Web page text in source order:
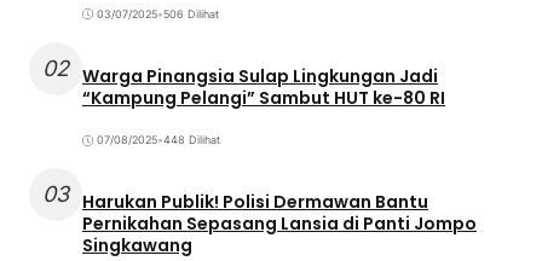
03/07/2025•506 Dilihat
02 Warga Pinangsia Sulap Lingkungan Jadi
“Kampung Pelangi” Sambut HUT ke-80 RI
07/08/2025•448 Dilihat
03 Harukan Publik! Polisi Dermawan Bantu
Pernikahan Sepasang Lansia di Panti Jompo
Singkawang